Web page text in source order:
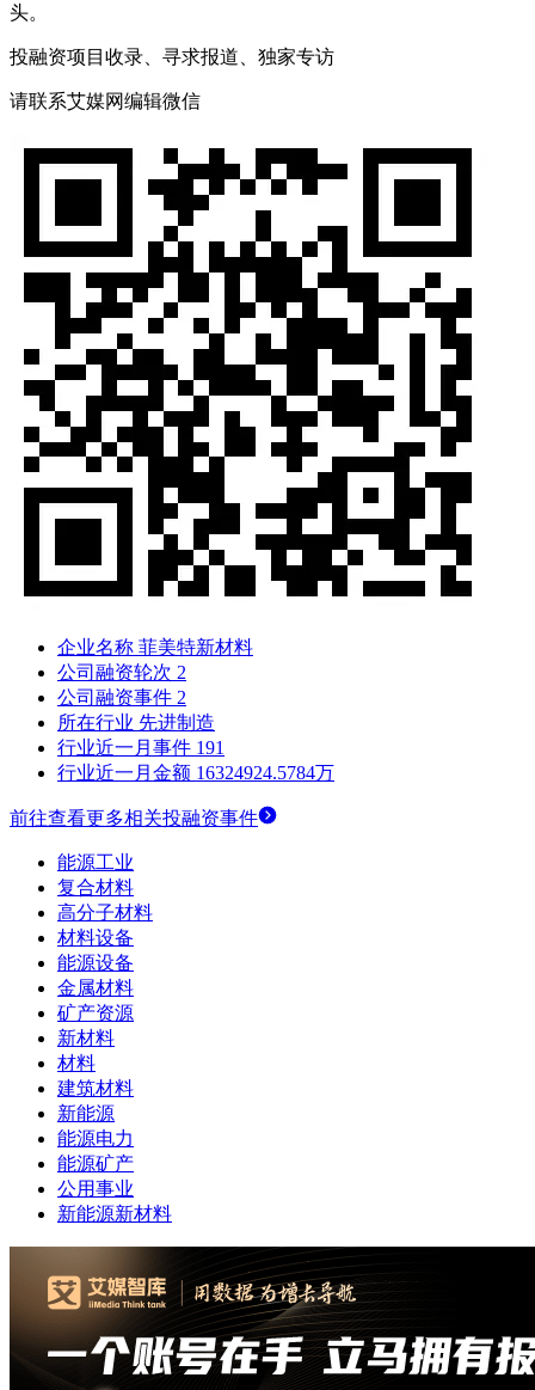
头。
投融资项目收录、寻求报道、独家专访
请联系艾媒网编辑微信
企业名称 菲美特新材料
公司融资轮次 2
公司融资事件 2
所在行业 先进制造
行业近一月事件 191
行业近一月金额 16324924.5784万
前往查看更多相关投融资事件
能源工业
复合材料
高分子材料
材料设备
能源设备
金属材料
矿产资源
新材料
材料
建筑材料
新能源
能源电力
能源矿产
公用事业
新能源新材料